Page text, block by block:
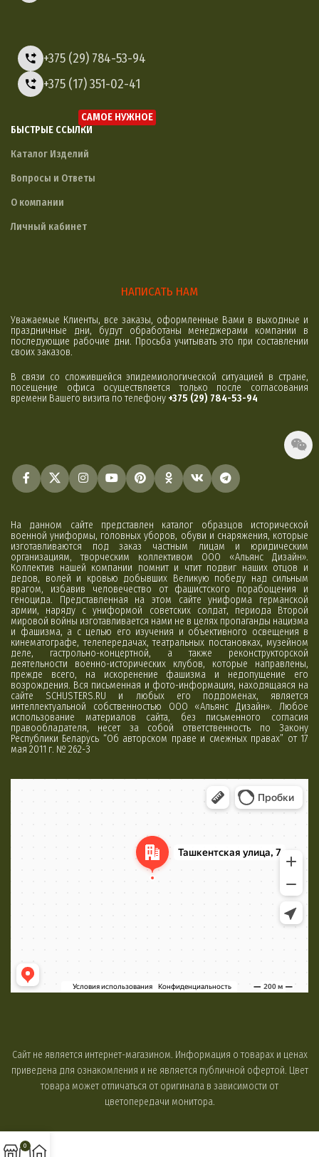
+375 (29) 784-53-94
+375 (17) 351-02-41
БЫСТРЫЕ ССЫЛКИ
САМОЕ НУЖНОЕ
Каталог Изделий
Вопросы и Ответы
О компании
Личный кабинет
НАПИСАТЬ НАМ
Уважаемые Клиенты, все заказы, оформленные Вами в выходные и
праздничные дни, будут обработаны менеджерами компании в
последующие рабочие дни. Просьба учитывать это при составлении
своих заказов.
В связи со сложившейся эпидемиологической ситуацией в стране,
посещение офиса осуществляется только после согласования
времени Вашего визита по телефону +375 (29) 784-53-94
На данном сайте представлен каталог образцов исторической
военной униформы, головных уборов, обуви и снаряжения, которые
изготавливаются под заказ частным лицам и юридическим
организациям, творческим коллективом ООО «Альянс Дизайн».
Коллектив нашей компании помнит и чтит подвиг наших отцов и
дедов, волей и кровью добывших Великую победу над сильным
врагом, избавив человечество от фашистского порабощения и
геноцида. Представленная на этом сайте униформа германской
армии, наряду с униформой советских солдат, периода Второй
мировой войны изготавливается нами не в целях пропаганды нацизма
и фашизма, а с целью его изучения и объективного освещения в
кинематографе, телепередачах, театральных постановках, музейном
деле, гастрольно-концертной, а также реконструкторской
деятельности военно-исторических клубов, которые направлены,
прежде всего, на искоренение фашизма и недопущение его
возрождения. Вся письменная и фото-информация, находящаяся на
сайте SCHUSTERS.RU и любых его поддоменах, является
интеллектуальной собственностью ООО «Альянс Дизайн». Любое
использование материалов сайта, без письменного согласия
правообладателя, несет за собой ответственность по Закону
Республики Беларусь “Об авторском праве и смежных правах” от 17
мая 2011 г. № 262-З
Сайт не является интернет-магазином. Информация о товарах и ценах
приведена для ознакомления и не является публичной офертой. Цвет
товара может отличаться от оригинала в зависимости от
цветопередачи монитора.
0